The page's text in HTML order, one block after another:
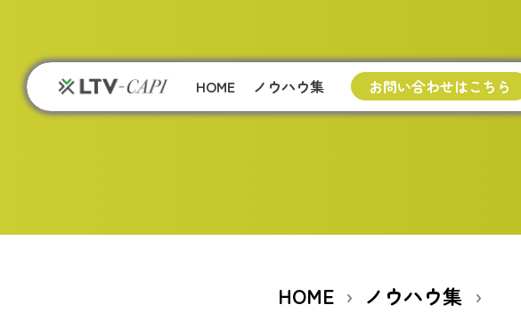
HOME ノウハウ集 お問い合わせはこちら
HOME
ノウハウ集